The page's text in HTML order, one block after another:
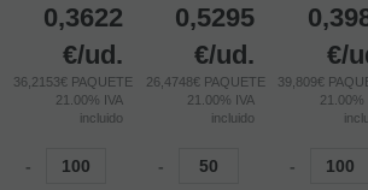
0,3622
€/ud.
36,2153€ PAQUETE
21.00% IVA
incluido
-
0,5295
€/ud.
26,4748€ PAQUETE
21.00% IVA
incluido
-
€/
39,809€
21.00%
-